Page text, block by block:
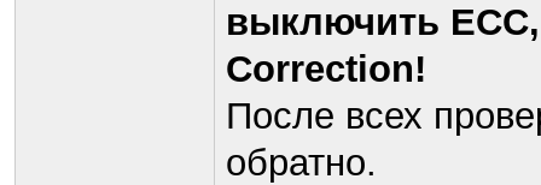
выключить
Correction!
После всех
обратно.